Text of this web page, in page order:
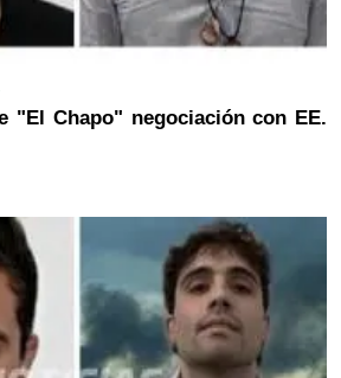
"El Chapo" negociación con EE.